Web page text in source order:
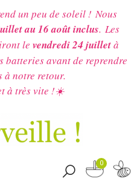
un peu de soleil ! Nous
au 16 août inclus. Les
le vendredi 24 juilletà
batteries avant de reprendre
à notre retour.
à très vite !☀️
0